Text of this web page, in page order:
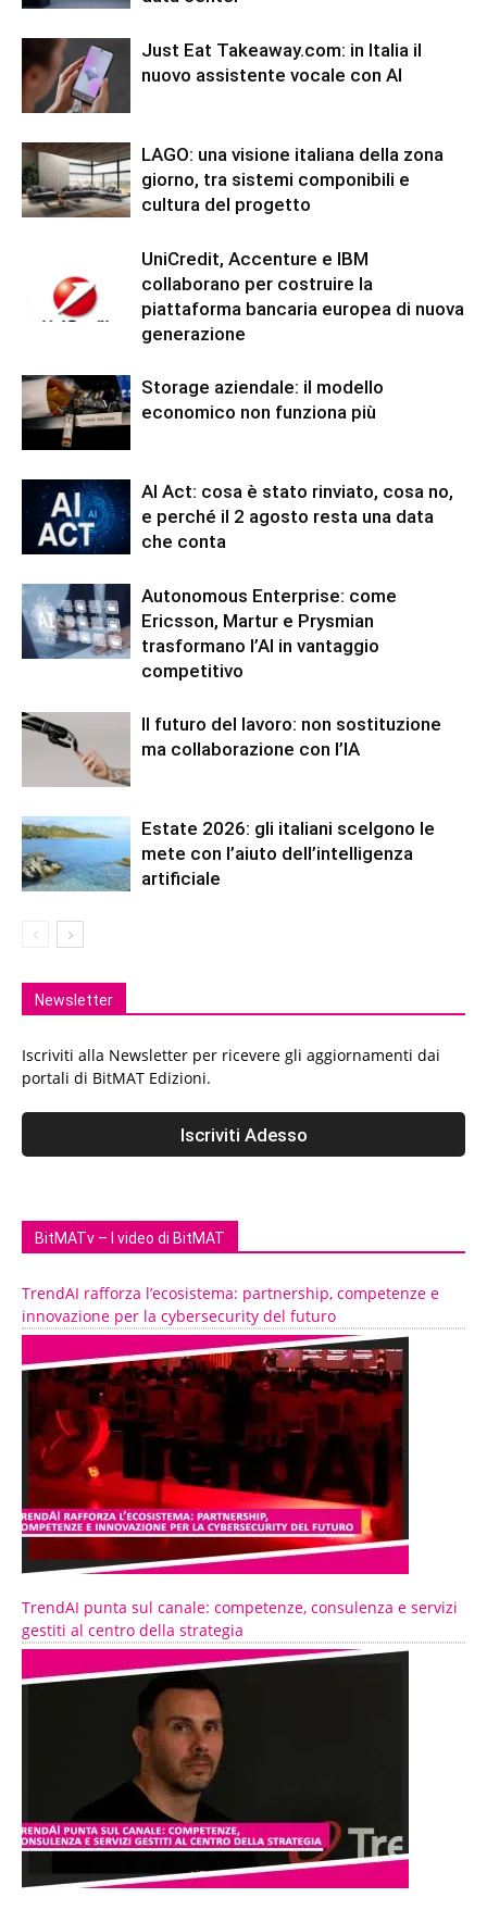
Just Eat Takeaway.com: in Italia il
nuovo assistente vocale con AI
LAGO: una visione italiana della zona
giorno, tra sistemi componibili e
cultura del progetto
UniCredit, Accenture e IBM
collaborano per costruire la
piattaforma bancaria europea di nuova
generazione
Storage aziendale: il modello
economico non funziona più
AI Act: cosa è stato rinviato, cosa no,
e perché il 2 agosto resta una data
che conta
Autonomous Enterprise: come
Ericsson, Martur e Prysmian
trasformano l’AI in vantaggio
competitivo
Il futuro del lavoro: non sostituzione
ma collaborazione con l’IA
Estate 2026: gli italiani scelgono le
mete con l’aiuto dell’intelligenza
artificiale
Newsletter
Iscriviti alla Newsletter per ricevere gli aggiornamenti dai
portali di BitMAT Edizioni.
BitMATv – I video di BitMAT
TrendAI rafforza l’ecosistema: partnership, competenze e
innovazione per la cybersecurity del futuro
TrendAI punta sul canale: competenze, consulenza e servizi
gestiti al centro della strategia